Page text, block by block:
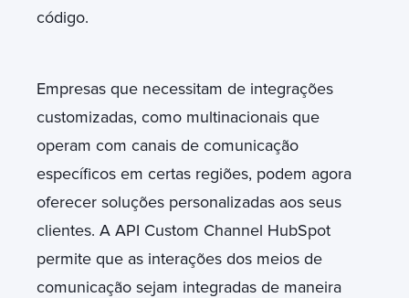
código.
Empresas que necessitam de integrações
customizadas, como multinacionais que
operam com canais de comunicação
específicos em certas regiões, podem agora
oferecer soluções personalizadas aos seus
clientes. A API Custom Channel HubSpot
permite que as interações dos meios de
comunicação sejam integradas de maneira